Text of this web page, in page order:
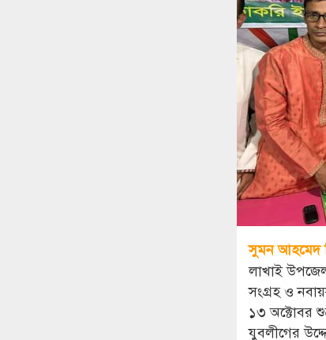
সুমন আহমেদ
লাখাই
সংগ্রহ ও
১৩ অক্টোবর
যুবলীগের